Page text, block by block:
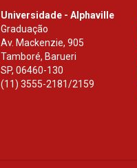
Universidade - Alphaville
Graduação
Av. Mackenzie, 905
Tamboré, Barueri
SP,06460-130
(11) 3555-2181/2159